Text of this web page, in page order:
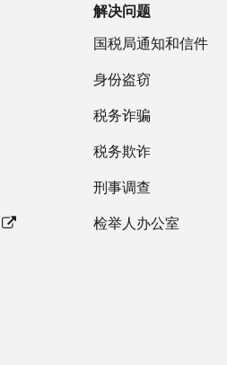
解决问题
国税局通知和信件
身份盗窃
税务诈骗
税务欺诈
刑事调查
检举人办公室